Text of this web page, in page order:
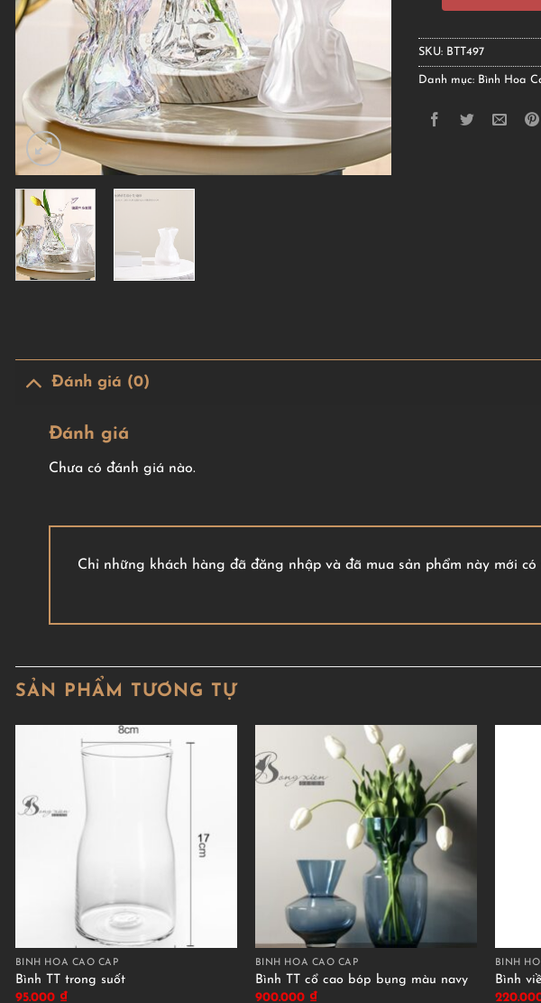
SKU: BTT497
Danh mục: Bình Hoa
Đánh giá (0)
Đánh giá
Chưa có đánh giá nào.
Chỉ những khách hàng đã đăng nhập và đã mua sản phẩm này mới
SẢN PHẨM TƯƠNG TỰ
BÌNH HOA CAO CẤP
Bình TT trong suốt
95.000 ₫
BÌNH HOA CAO CẤP
Bình TT cổ cao bóp bụng màu navy
900.000 ₫
BÌNH
Bình